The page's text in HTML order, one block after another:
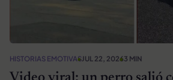
HISTORIAS EMOTIVASJUL 22, 20263 MIN